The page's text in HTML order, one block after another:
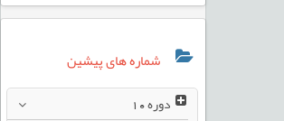
شماره های پیشین
دوره